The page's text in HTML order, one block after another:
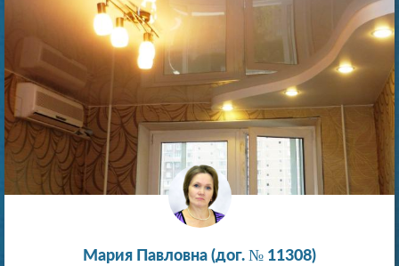
Мария Павловна (дог. № 11308)